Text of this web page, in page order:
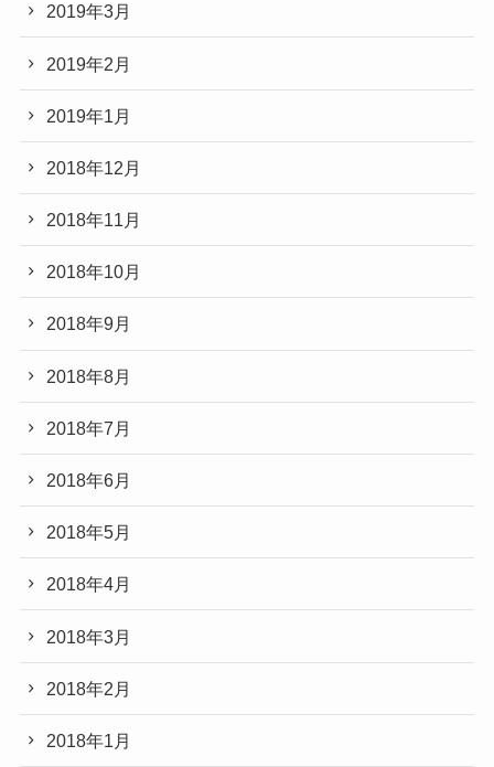
2019年3月
2019年2月
2019年1月
2018年12月
2018年11月
2018年10月
2018年9月
2018年8月
2018年7月
2018年6月
2018年5月
2018年4月
2018年3月
2018年2月
2018年1月